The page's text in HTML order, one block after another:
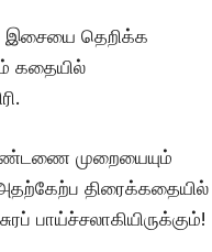
இசையை தெறிக்க
கதையில்
தண்டணை முறையையும்
திரைக்கதையில்
பாய்ச்சலாகியிருக்கும்!